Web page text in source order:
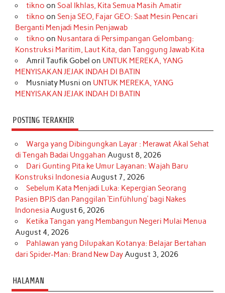
b
o
k
a
r
a
m
o
k
e
r
e
s
t
e
d
I
n
t
r
u
e
tikno on Soal Ikhlas, Kita Semua Masih Amatir
tikno on Senja SEO, Fajar GEO: Saat Mesin Pencari
Berganti Menjadi Mesin Penjawab
tikno on Nusantara di Persimpangan Gelombang:
Konstruksi Maritim, Laut Kita, dan Tanggung Jawab Kita
Amril Taufik Gobel on UNTUK MEREKA, YANG
MENYISAKAN JEJAK INDAH DI BATIN
Musniaty Musni on UNTUK MEREKA, YANG
MENYISAKAN JEJAK INDAH DI BATIN
POSTING TERAKHIR
Warga yang Dibingungkan Layar : Merawat Akal Sehat
di Tengah Badai Unggahan August 8, 2026
Dari Gunting Pita ke Umur Layanan: Wajah Baru
Konstruksi Indonesia August 7, 2026
Sebelum Kata Menjadi Luka: Kepergian Seorang
Pasien BPJS dan Panggilan ‘Einfühlung’ bagi Nakes
Indonesia August 6, 2026
Ketika Tangan yang Membangun Negeri Mulai Menua
August 4, 2026
Pahlawan yang Dilupakan Kotanya: Belajar Bertahan
dari Spider-Man: Brand New DayAugust 3, 2026
HALAMAN